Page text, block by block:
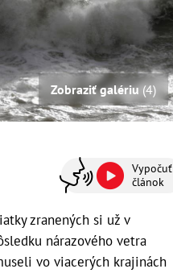
Zobraziť galériu(4)
Vypočuť
článok
zranených si už v
nárazového vetra
vo viacerých krajinách